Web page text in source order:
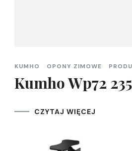
KUMHO OPONY ZIMOWE
Kumho Wp72
CZYTAJ WIĘCEJ